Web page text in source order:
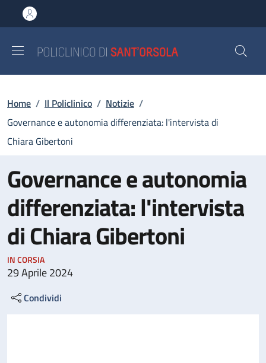
al contenuto principale
to footer content
Briciole di pane
Home / Il Policlinico / Notizie /
Governance e autonomia differenziata: l'intervista di
Chiara Gibertoni
Governance e autonomia
differenziata: l'intervista
di Chiara Gibertoni
IN CORSIA
29 Aprile 2024
Condividi